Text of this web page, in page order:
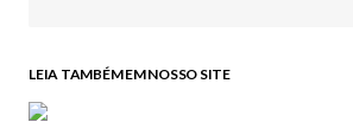
LEIA TAMBÉM EM NOSSO SITE